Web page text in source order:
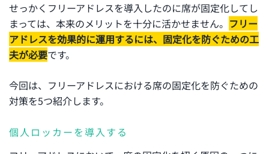
せっかくフリーアドレスを導入したのに席が固定化してし
まっては、本来のメリットを十分に活かせません。 フリー
アドレスを効果的に運用するには、固定化を防ぐための工
夫が必要です。
今回は、フリーアドレスにおける席の固定化を防ぐための
対策を5つ紹介します。
個人ロッカーを導入する